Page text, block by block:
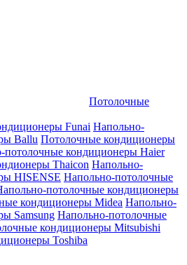
Потолочные
Funai Напольно-
Ballu Потолочные кондиционеры
потолочные кондиционеры Haier
Thaicon Напольно-
HISENSE Напольно-потолочные
потолочные кондиционеры
кондиционеры Midea Напольно-
Samsung Напольно-потолочные
кондиционеры Mitsubishi
Toshiba